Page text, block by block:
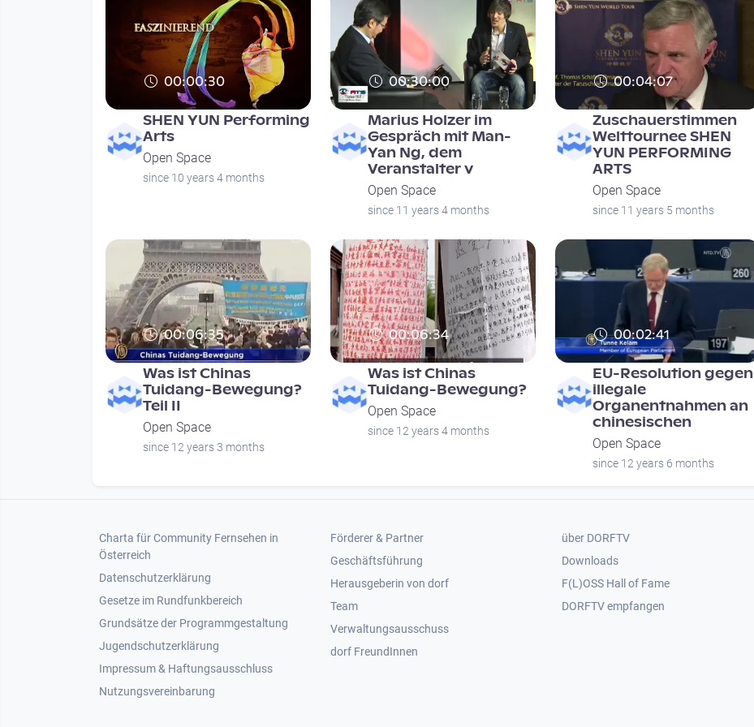
00:00:30
SHEN YUN Performing
Arts
Open Space
since 10 years 4 months
00:30:00
Marius Holzer im
Gespräch mit Man-
Yan Ng, dem
Veranstalter v
Open Space
since 11 years 4 months
00:04:07
Zuschauerstimmen
Welttournee SHEN
YUN PERFORMING
ARTS
Open Space
since 11 years 5 months
00:06:35
Was ist Chinas
Tuidang-Bewegung?
Teil II
Open Space
since 12 years 3 months
00:06:34
Was ist Chinas
Tuidang-Bewegung?
Open Space
since 12 years 4 months
00:02:41
EU-Resolution gegen
illegale
Organentnahmen an
chinesischen
Open Space
since 12 years 6 months
Footer 1
Charta für Community Fernsehen in
Österreich
Datenschutzerklärung
Gesetze im Rundfunkbereich
Grundsätze der Programmgestaltung
Jugendschutzerklärung
Impressum & Haftungsausschluss
Nutzungsvereinbarung
Footer 2
Förderer & Partner
Geschäftsführung
Herausgeberin von dorf
Team
Verwaltungsausschuss
dorf FreundInnen
Footer 3
über DORFTV
Downloads
F(L)OSS Hall of Fame
Footer 4
DORFTV empfangen